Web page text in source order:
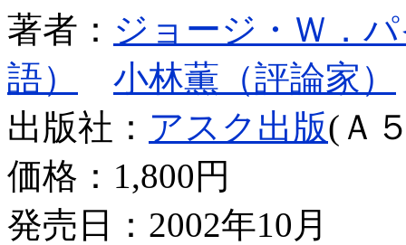
著者： ジョージ・Ｗ．
語）
小林薫（評論家）
出版社： アスク出版(Ａ
価格： 1,800円
発売日：2002年10月